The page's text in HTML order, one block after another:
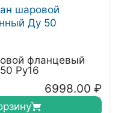
фланцевый
Ру16
6998.00 ₽